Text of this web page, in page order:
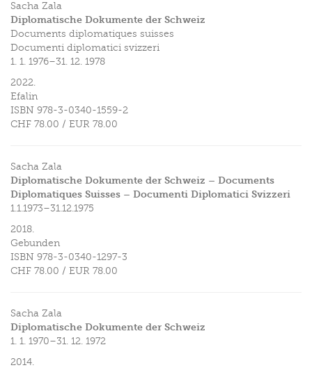
Sacha Zala
Diplomatische Dokumente der Schweiz
Documents diplomatiques suisses
Documenti diplomatici svizzeri
1. 1. 1976–31. 12. 1978
2022.
Efalin
ISBN 978-3-0340-1559-2
CHF 78.00 / EUR 78.00
Sacha Zala
Diplomatische Dokumente der Schweiz – Documents
Diplomatiques Suisses – Documenti Diplomatici Svizzeri
1.1.1973–31.12.1975
2018.
Gebunden
ISBN 978-3-0340-1297-3
CHF 78.00 / EUR 78.00
Sacha Zala
Diplomatische Dokumente der Schweiz
1. 1. 1970–31. 12. 1972
2014.